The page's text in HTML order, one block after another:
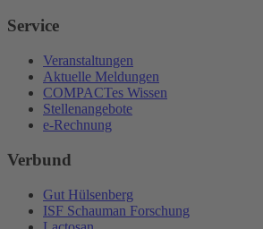
Service
Veranstaltungen
Aktuelle Meldungen
COMPACTes Wissen
Stellenangebote
e-Rechnung
Verbund
Gut Hülsenberg
ISF Schauman Forschung